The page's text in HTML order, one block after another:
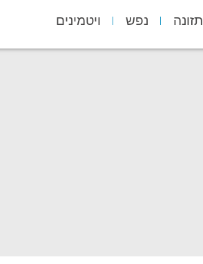
תזונה נפש ויטמינים